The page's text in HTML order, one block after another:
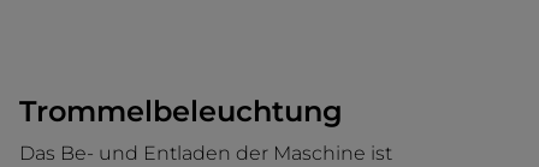
Trommelbeleuchtung
Das Be- und Entladen der Maschine ist